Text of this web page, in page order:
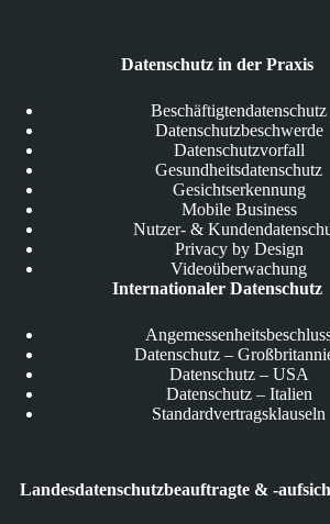
Datenschutz in der Praxis
Beschäftigtendatenschutz
Datenschutzbeschwerde
Datenschutzvorfall
Gesundheitsdatenschutz
Gesichtserkennung
Mobile Business
Nutzer- &
Privacy by Design
Videoüberwachung
Internationaler Datenschutz
Datenschutz –
Datenschutz – USA
Datenschutz – Italien
Standardvertragsklauseln
Landesdatenschutzbeauftragte & -